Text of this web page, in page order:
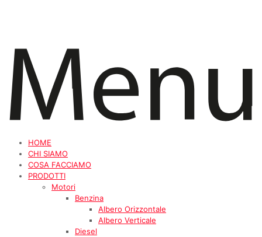
HOME
CHI SIAMO
COSA FACCIAMO
PRODOTTI
Motori
Benzina
Albero Orizzontale
Albero Verticale
Diesel